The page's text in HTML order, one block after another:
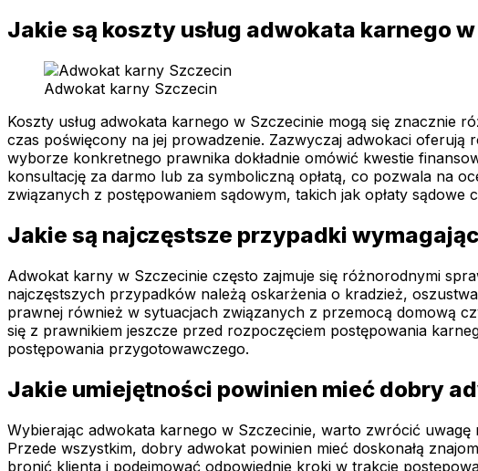
Jakie są koszty usług adwokata karnego
Adwokat karny Szczecin
Koszty usług adwokata karnego w Szczecinie mogą się znacznie
czas poświęcony na jej prowadzenie. Zazwyczaj adwokaci oferują
wyborze konkretnego prawnika dokładnie omówić kwestie
konsultację za darmo lub za symboliczną opłatą, co pozwala na
związanych z postępowaniem sądowym, takich jak opłaty sądowe
Jakie są najczęstsze przypadki
Adwokat karny w Szczecinie często zajmuje się różnorodnymi
najczęstszych przypadków należą oskarżenia o kradzież,
prawnej również w sytuacjach związanych z przemocą domową
się z prawnikiem jeszcze przed rozpoczęciem postępowania
postępowania przygotowawczego.
Jakie umiejętności powinien mieć dobry
Wybierając adwokata karnego w Szczecinie, warto zwrócić
Przede wszystkim, dobry adwokat powinien mieć doskonałą
bronić klienta i podejmować odpowiednie kroki w trakcie